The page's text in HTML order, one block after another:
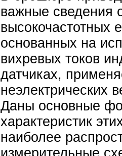
важные сведения
высокочастотных
основанных на
вихревых токов
датчиках,
неэлектрических
Даны основные
характеристик
наиболее
измерительные